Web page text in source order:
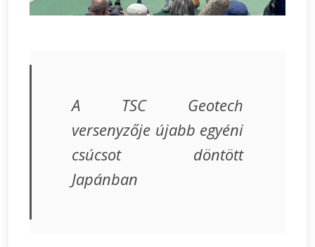
A TSC Geotech
versenyzője újabb egyéni
csúcsot döntött
Japánban